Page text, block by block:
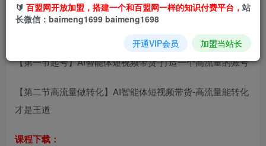
【第一节起号】AI智能体短视频带货-打造一个高流量的账号
【第二节高流量做转化】AI智能体短视频带货-高流量能转化
才是王道
课程下载：
🔰 百盟网开放加盟，搭建一个和百盟网一样的知识付费平台， 站
长微信：baimeng1699 baimeng1698
开通VIP会员 加盟当站长